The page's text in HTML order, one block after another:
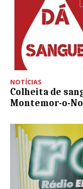
NOTÍCIAS
Colheita de
Montemor-o-